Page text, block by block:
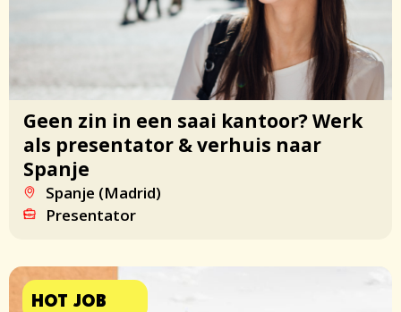
Geen zin in een saai kantoor? Werk
als presentator & verhuis naar
Spanje
Spanje (Madrid)
Presentator
HOT JOB